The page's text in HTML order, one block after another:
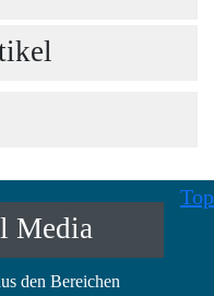
Top
Media
den Bereichen